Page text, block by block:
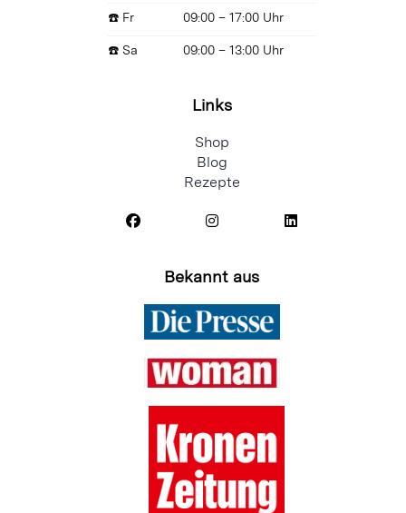
☎️ Fr 09:00 – 17:00 Uhr
☎️ Sa 09:00 – 13:00 Uhr
Links
Shop
Blog
Rezepte
Bekannt aus